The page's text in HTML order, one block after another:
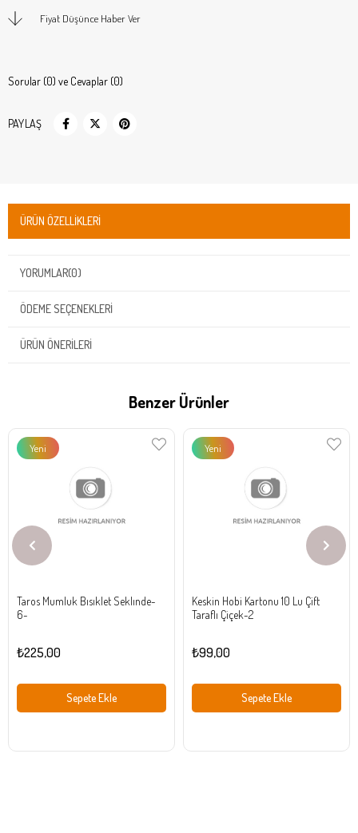
Fiyat Düşünce Haber Ver
Sorular (0) ve Cevaplar (0)
PAYLAŞ
ÜRÜN ÖZELLIKLERI
YORUMLAR(0)
ÖDEME SEÇENEKLERI
ÜRÜN ÖNERILERI
Benzer Ürünler
Taros Mumluk Bısıklet Seklınde-
6-
₺225,00
Sepete Ekle
Yeni
Keskin Hobi Kartonu 10 Lu Çift
Taraflı Çiçek-2
₺99,00
Sepete Ekle
Yeni